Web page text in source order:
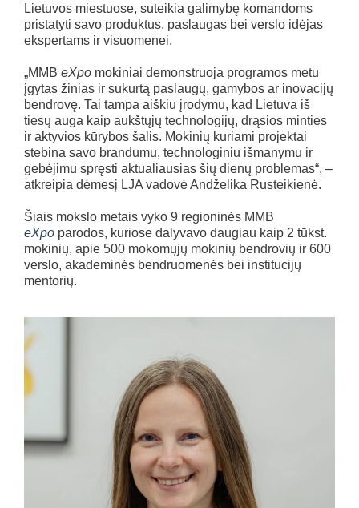
Lietuvos miestuose, suteikia galimybę komandoms
pristatyti savo produktus, paslaugas bei verslo idėjas
ekspertams ir visuomenei.
„MMB eXpo mokiniai demonstruoja programos metu
įgytas žinias ir sukurtą paslaugų, gamybos ar inovacijų
bendrovę. Tai tampa aiškiu įrodymu, kad Lietuva iš
tiesų auga kaip aukštųjų technologijų, drąsios minties
ir aktyvios kūrybos šalis. Mokinių kuriami projektai
stebina savo brandumu, technologiniu išmanymu ir
gebėjimu spręsti aktualiausias šių dienų problemas“, –
atkreipia dėmesį LJA vadovė Andželika Rusteikienė.
Šiais mokslo metais vyko 9 regioninės MMB
eXpo parodos, kuriose dalyvavo daugiau kaip 2 tūkst.
mokinių, apie 500 mokomųjų mokinių bendrovių ir 600
verslo, akademinės bendruomenės bei institucijų
mentorių.